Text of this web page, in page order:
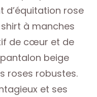
d’équitation rose
à manches
de cœur et de
beige
roses robustes.
et ses